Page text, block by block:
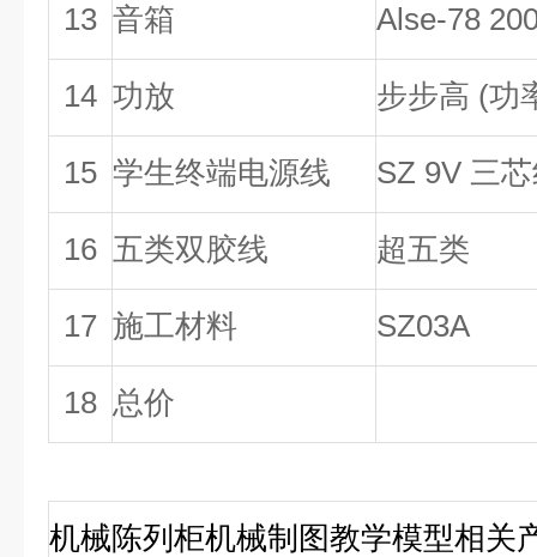
13 音箱 Alse-78
14 功放 步步高 (功
15 学生终端电源线 SZ 9V 三
16 五类双胶线 超五类
17 施工材料 SZ03A
18 总价
机械陈列柜机械制图教学模型相关